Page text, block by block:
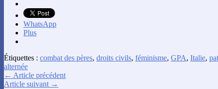
WhatsApp
Plus
Étiquettes : combat des pères, droits civils, féminisme, GPA, Italie,
alternée
← Article précédent
Article suivant →